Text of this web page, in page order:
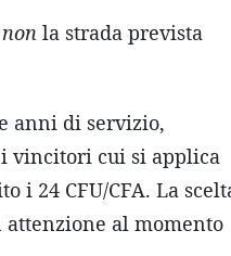
non la strada prevista
anni di servizio,
i vincitori cui si applica
i 24 CFU/CFA. La
al momento